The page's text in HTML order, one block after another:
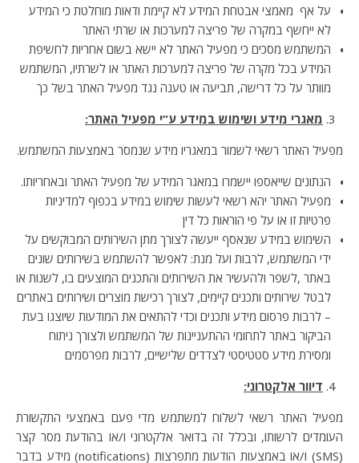
על אף מאמצי אבטחת המידע לא קיימת ודאות מוחלטת כי המידע
לא ייחשף במקרה של פריצה למערכות או שרתי האתר
המשתמש מסכים כי מפעיל האתר לא יישא בשום אחריות לחשיפת
המידע בכל מקרה של פריצה למערכות האתר או לשרתיו, המשתמש
מוותר על כל דרישה, תביעה או טענה נגד מפעיל האתר בשל כך
מאגרי מידע ושימוש במידע ע”י מפעיל האתר:
מפעיל האתר רשאי לשמור במאגריו מידע שנמסר באמצעות המשתמש.
הנתונים שייאספו יישמרו במאגר המידע של מפעיל האתר ובאחריותו.
מפעיל האתר יהא רשאי לעשות שימוש במידע בכפוף למדיניות
פרטיות זו או על פי הוראות כל דין
השימוש במידע שנאסף ייעשה לצורך מתן השירותים המבוקשים על
ידי המשתמש, לרבות ועל מנת: לאפשר להשתמש בשירותים שונים
באתר ,לשפר ולהעשיר את השירותים והתכנים המוצעים בו, לשנות או
לבטל שירותים ותכנים קיימים, לצורך רכישת מוצרים ושירותים באתרים
– לרבות פרסום מידע ותכנים וכדי להתאים את המודעות שיוצגו בעת
הביקור באתר לתחומי ההתעניינות של המשתמש ולצורך ניתוח
ומסירת מידע סטטיסטי לצדדים שלישיים, לרבות מפרסמים
דיוור אלקטרוני:
מפעיל האתר רשאי לשלוח למשתמש מדי פעם באמצעי התקשורת
העומדים לרשותו, ובכלל זה בדואר אלקטרוני ו/או בהודעת מסר קצר
(SMS) ו/או באמצעות הודעות מתפרצות (notifications) מידע בדבר